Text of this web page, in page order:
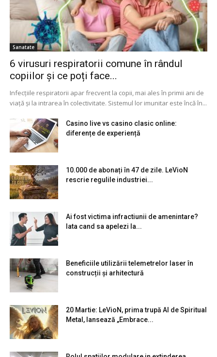
Sanatate
6 virusuri respiratorii comune în rândul
copiilor și ce poți face...
Infecțiile respiratorii apar frecvent la copii, mai ales în primii ani de
viață și la intrarea în colectivitate. Sistemul lor imunitar este încă în...
Casino live vs casino clasic online:
diferențe de experiență
10.000 de abonați în 47 de zile. LeVioN
rescrie regulile industriei...
Ai fost victima infractiunii de amenintare?
Iata cand sa apelezi la...
Beneficiile utilizării telemetrelor laser în
construcții și arhitectură
20 Martie: LeVioN, prima trupă AI de Spiritual
Metal, lansează „Embrace...